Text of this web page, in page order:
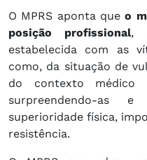
O MPRS aponta queo
posição profissional,
estabelecida com as
como, da situação de
do contexto médico
surpreendendo-
superioridade física,
resistência.